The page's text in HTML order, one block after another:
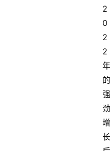
2
0
2
2
年
的
强
劲
增
长